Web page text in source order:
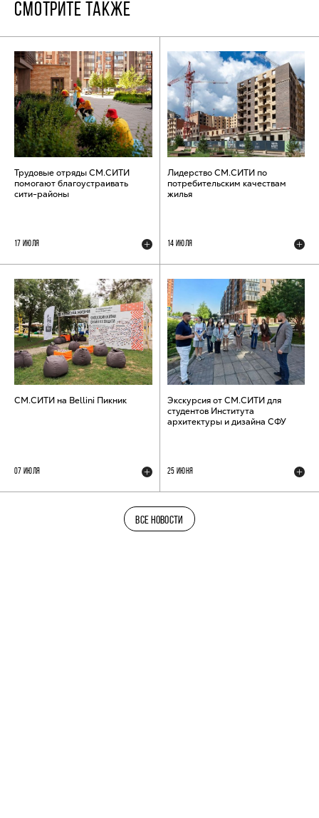
СМОТРИТЕ ТАКЖЕ
Трудовые отряды СМ.СИТИ
помогают благоустраивать
сити-районы
17 ИЮЛЯ
Лидерство СМ.СИТИ по
потребительским качествам
жилья
14 ИЮЛЯ
СМ.СИТИ на Bellini Пикник
07 ИЮЛЯ
Экскурсия от СМ.СИТИ для
студентов Института
архитектуры и дизайна СФУ
25 ИЮНЯ
ВСЕ НОВОСТИ